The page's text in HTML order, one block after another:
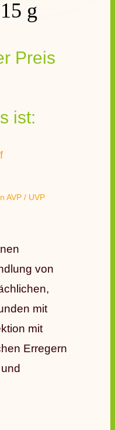
g
Preis
ist:
AVP / UVP
von
mit
mit
Erregern